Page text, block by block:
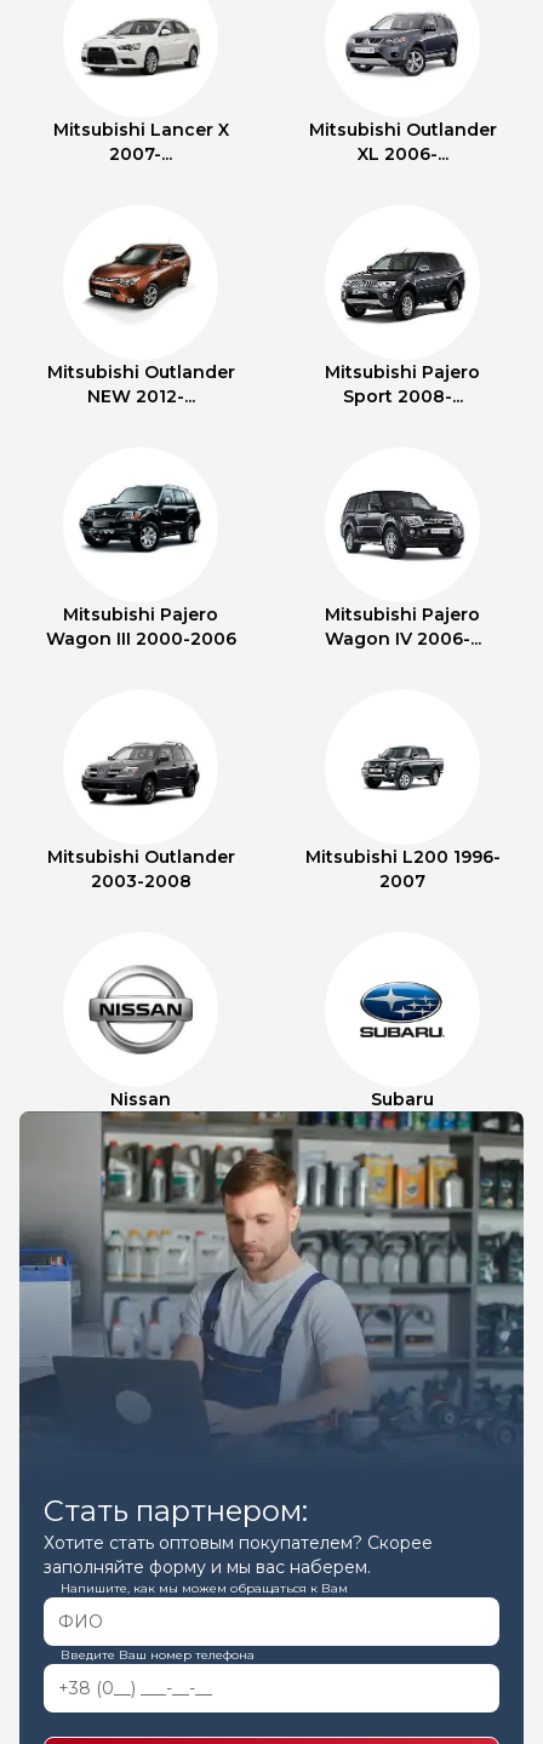
Mitsubishi Lancer X
2007-...
Mitsubishi Outlander
XL 2006-...
Mitsubishi Outlander
NEW 2012-...
Mitsubishi Pajero
Sport 2008-...
Mitsubishi Pajero
Wagon III 2000-2006
Mitsubishi Pajero
Wagon IV 2006-...
Mitsubishi Outlander
2003-2008
Mitsubishi L200 1996-
2007
Nissan Subaru
Стать партнером:
Хотите стать оптовым покупателем? Скорее
заполняйте форму и мы вас наберем.
Напишите, как мы можем обращаться к Вам
Введите Ваш номер телефона